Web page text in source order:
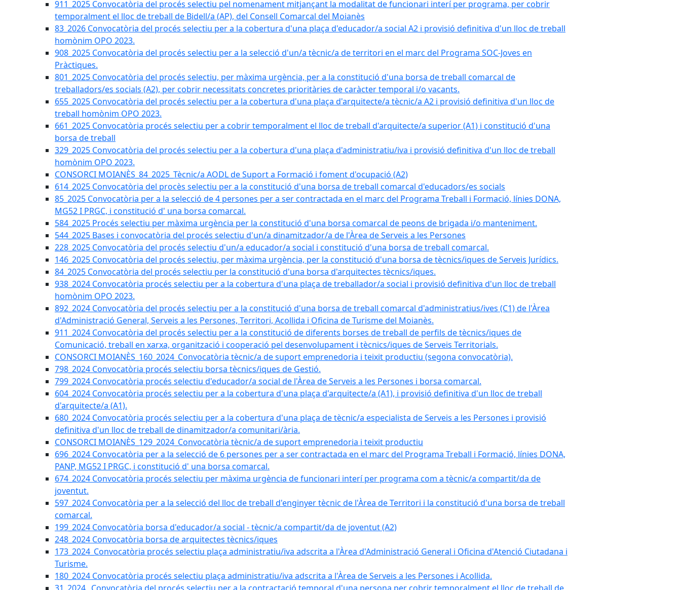
911_2025 Convocatòria del procés selectiu pel nomenament mitjançant la modalitat de funcionari interí per programa, per cobrir
temporalment el lloc de treball de Bidell/a (AP), del Consell Comarcal del Moianès
83_2026 Convocatòria del procés selectiu per a la cobertura d'una plaça d'educador/a social A2 i provisió definitiva d'un lloc de treball
homònim OPO 2023.
908_2025 Convocatòria del procés selectiu per a la selecció d'un/a tècnic/a de territori en el marc del Programa SOC-Joves en
Pràctiques.
801_2025 Convocatòria del procés selectiu, per màxima urgència, per a la constitució d'una borsa de treball comarcal de
treballadors/es socials (A2), per cobrir necessitats concretes prioritàries de caràcter temporal i/o vacants.
655_2025 Convocatòria del procés selectiu per a la cobertura d'una plaça d'arquitecte/a tècnic/a A2 i provisió definitiva d'un lloc de
treball homònim OPO 2023.
661_2025 Convocatòria procés selectiu per a cobrir temporalment el lloc de treball d'arquitecte/a superior (A1) i constitució d'una
borsa de treball
329_2025 Convocatòria del procés selectiu per a la cobertura d'una plaça d'administratiu/iva i provisió definitiva d'un lloc de treball
homònim OPO 2023.
CONSORCI MOIANÈS_84_2025_Tècnic/a AODL de Suport a Formació i foment d'ocupació (A2)
614_2025 Convocatòria del procès selectiu per a la constitució d'una borsa de treball comarcal d'educadors/es socials
85_2025 Convocatòria per a la selecció de 4 persones per a ser contractada en el marc del Programa Treball i Formació, línies DONA,
MG52 I PRGC, i constitució d' una borsa comarcal.
584_2025 Procés selectiu per màxima urgència per la constitució d'una borsa comarcal de peons de brigada i/o manteniment.
544_2025 Bases i convocatòria del procés selectiu d'un/a dinamitzador/a de l'Àrea de Serveis a les Persones
228_2025 Convocatòria del procés selectiu d'un/a educador/a social i constitució d'una borsa de treball comarcal.
146_2025 Convocatòria del procés selectiu, per màxima urgència, per la constitució d'una borsa de tècnics/iques de Serveis Jurídics.
84_2025 Convocatòria del procés selectiu per la constitució d'una borsa d'arquitectes tècnics/iques.
938_2024 Convocatòria procés selectiu per a la cobertura d'una plaça de treballador/a social i provisió definitiva d'un lloc de treball
homònim OPO 2023.
892_2024 Convocatòria del procés selectiu per a la constitució d'una borsa de treball comarcal d'administratius/ives (C1) de l'Àrea
d'Administració General, Serveis a les Persones, Territori, Acollida i Oficina de Turisme del Moianès.
911_2024 Convocatòria del procés selectiu per a la constitució de diferents borses de treball de perfils de tècnics/iques de
Comunicació, treball en xarxa, organització i cooperació pel desenvolupament i tècnics/iques de Serveis Territorials.
CONSORCI MOIANÈS_160_2024_Convocatòria tècnic/a de suport emprenedoria i teixit productiu (segona convocatòria).
798_2024 Convocatòria procés selectiu borsa tècnics/iques de Gestió.
799_2024 Convocatòria procés selectiu d'educador/a social de l'Àrea de Serveis a les Persones i borsa comarcal.
604_2024 Convocatòria procés selectiu per a la cobertura d'una plaça d'arquitecte/a (A1), i provisió definitiva d'un lloc de treball
d'arquitecte/a (A1).
680_2024 Convocatòria procés selectiu per a la cobertura d'una plaça de tècnic/a especialista de Serveis a les Persones i provisió
definitiva d'un lloc de treball de dinamitzador/a comunitari/ària.
CONSORCI MOIANÈS_129_2024_Convocatòria tècnic/a de suport emprenedoria i teixit productiu
696_2024 Convocatòria per a la selecció de 6 persones per a ser contractada en el marc del Programa Treball i Formació, línies DONA,
PANP, MG52 I PRGC, i constitució d' una borsa comarcal.
674_2024 Convocatòria procés selectiu per màxima urgència de funcionari interí per programa com a tècnic/a compartit/da de
joventut.
597_2024 Convocatòria per a la selecció del lloc de treball d'enginyer tècnic de l'Àrea de Territori i la constitució d'una borsa de treball
comarcal.
199_2024 Convocatòria borsa d'educador/a social - tècnic/a compartit/da de joventut (A2)
248_2024 Convocatòria borsa de arquitectes tècnics/iques
173_2024_Convocatòria procés selectiu plaça administratiu/iva adscrita a l'Àrea d'Administració General i Oficina d'Atenció Ciutadana i
Turisme.
180_2024 Convocatòria procés selectiu plaça administratiu/iva adscrita a l'Àrea de Serveis a les Persones i Acollida.